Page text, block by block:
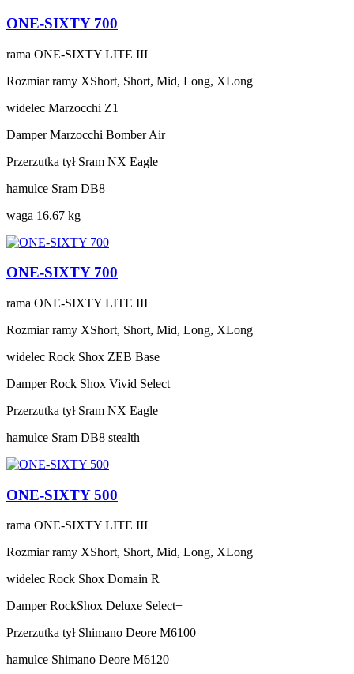
ONE-SIXTY 700
rama ONE-SIXTY LITE III
Rozmiar ramy XShort, Short, Mid, Long, XLong
widelec Marzocchi Z1
Damper Marzocchi Bomber Air
Przerzutka tył Sram NX Eagle
hamulce Sram DB8
waga 16.67 kg
ONE-SIXTY 700
rama ONE-SIXTY LITE III
Rozmiar ramy XShort, Short, Mid, Long, XLong
widelec Rock Shox ZEB Base
Damper Rock Shox Vivid Select
Przerzutka tył Sram NX Eagle
hamulce Sram DB8 stealth
ONE-SIXTY 500
rama ONE-SIXTY LITE III
Rozmiar ramy XShort, Short, Mid, Long, XLong
widelec Rock Shox Domain R
Damper RockShox Deluxe Select+
Przerzutka tył Shimano Deore M6100
hamulce Shimano Deore M6120